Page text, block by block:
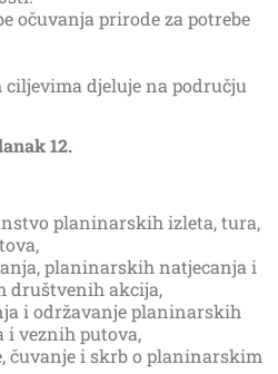
očuvanja prirode za potrebe
djeluje na području
12.
planinarskih izleta, tura,
planinarskih natjecanja i
društvenih akcija,
i održavanje planinarskih
i veznih putova,
čuvanje i skrb o planinarskim